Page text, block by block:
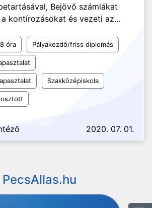
Bejövő számlákat
kontírozásokat és vezeti az...
óra Pályakezdő/friss diplomás
Szakközépiskola
2020. 07. 01.
PecsAllas.hu